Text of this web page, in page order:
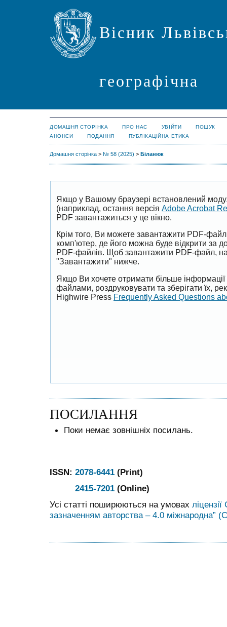
Вісник
географічна
ДОМАШНЯ СТОРІНКА ПРО НАС УВІЙТИ
ПОШУК
АНОНСИ
ПОДАННЯ ПУБЛІКАЦІЙНА ЕТИКА
Домашня сторінка > № 58 (2025) > Біланюк
Якщо у Вашому браузері встановлений
(наприклад, остання версія Adobe Acrobat
PDF завантажиться у це вікно.
Крім того, Ви можете завантажити PDF-
комп'ютер, де його можна буде відкрити за
PDF-файлів. Щоб завантажити PDF-файл,
"Завантажити" нижче.
Якщо Ви хочете отримати більше
файлами, роздруковувати та зберігати їх,
Highwire Press Frequently Asked Questions
ПОСИЛАННЯ
Поки немає зовнішніх посилань.
ISSN: 2078-6441 (Print)
2415-7201 (Online)
Усі статті поширюються на умовах
зазначенням авторства – 4.0 міжнародна”